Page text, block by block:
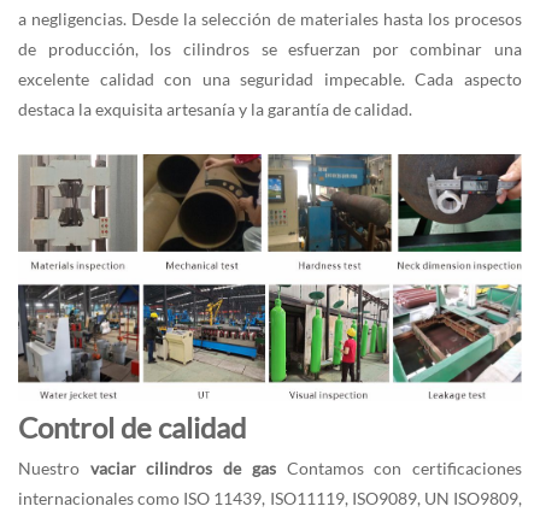
a negligencias. Desde la selección de materiales hasta los procesos
de producción, los cilindros se esfuerzan por combinar una
excelente calidad con una seguridad impecable. Cada aspecto
destaca la exquisita artesanía y la garantía de calidad.
Control de calidad
Nuestro vaciar cilindros de gasContamos con certificaciones
internacionales como ISO 11439, ISO11119, ISO9089, UN ISO9809,